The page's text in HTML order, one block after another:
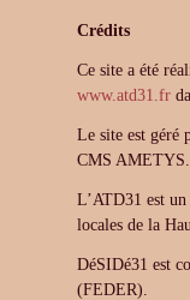
Crédits
Ce site a été
www.atd31.fr
Le site est géré
CMS AMETYS.
L’ATD31 est
locales de la
DéSIDé31 est
(FEDER).